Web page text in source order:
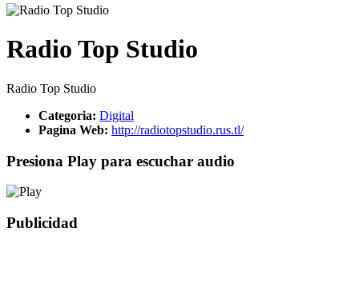
Radio Top Studio
Radio Top Studio
Categoria: Digital
Pagina Web: http://radiotopstudio.rus.tl/
Presiona Play para escuchar audio
Publicidad